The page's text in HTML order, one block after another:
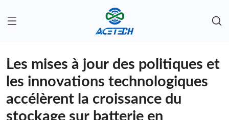
Les mises à jour des politiques et
les innovations technologiques
accélèrent la croissance du
stockage sur batterie en